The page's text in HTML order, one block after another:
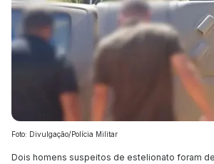
Foto: Divulgação/Polícia Militar
Dois homens suspeitos de estelionato foram